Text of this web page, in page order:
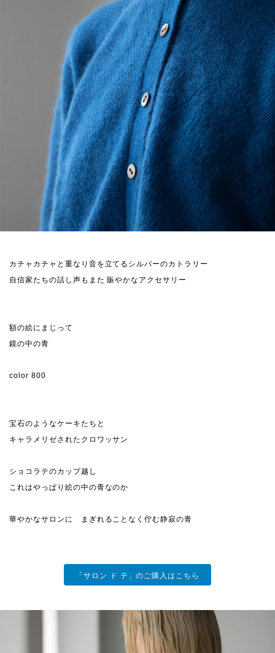
カチャカチャと重なり音を立てるシルバーのカトラリー
自信家たちの話し声もまた 賑やかなアクセサリー
額の絵にまじって
鏡の中の青
color 800
宝石のようなケーキたちと
キャラメリゼされたクロワッサン
ショコラテのカップ越し
これはやっぱり絵の中の青なのか
華やかなサロンに まぎれることなく佇む静寂の青
「サロン ド テ」のご購入はこちら